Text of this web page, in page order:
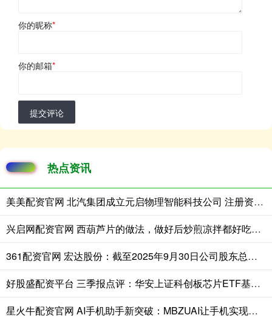
你的昵称*
你的邮箱*
提交评论
热点资讯
美美配资官网 北汽集团成立元启物理智能科技公司 注册资本8亿
兴启网配资官网 西葫芦片的做法，做好后炒煎凉拌都好吃，清爽脆嫩
361配资官网 宏达股份：截至2025年9月30日公司股东总数为61040户
好股盛配资平台 三季报点评：华安上证科创板芯片ETF基金季度涨幅65.22%
星火牛配资官网 AI手机助手新突破：MBZUAI让手机实现看图说话和画图创作双技能